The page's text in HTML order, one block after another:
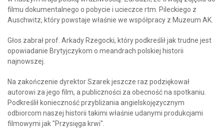
filmu dokumentalnego o pobycie i ucieczce rtm. Pileckiego z
Auschwitz, który powstaje właśnie we współpracy z Muzeum AK.
Głos zabrał prof. Arkady Rzegocki, który podkreślił jak trudne jest
opowiadanie Brytyjczykom o meandrach polskiej historii
najnowszej.
Na zakończenie dyrektor Szarek jeszcze raz podziękował
autorowi za jego film, a publiczności za obecność na spotkaniu.
Podkreślił konieczność przybliżania angielskojęzycznym
odbiorcom naszej historii takimi właśnie udanymi produkcjami
filmowymi jak "Przysięga krwi".